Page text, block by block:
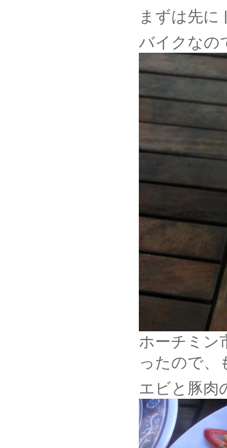
まずは先に
バイクなの
ホーチミン
ったので、
エビと豚肉